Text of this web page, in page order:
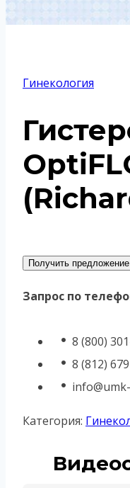
Гинекология
Получить предложение
Запрос по
8 (800)
8 (812)
Категория: